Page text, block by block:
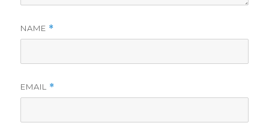
NAME *
EMAIL *